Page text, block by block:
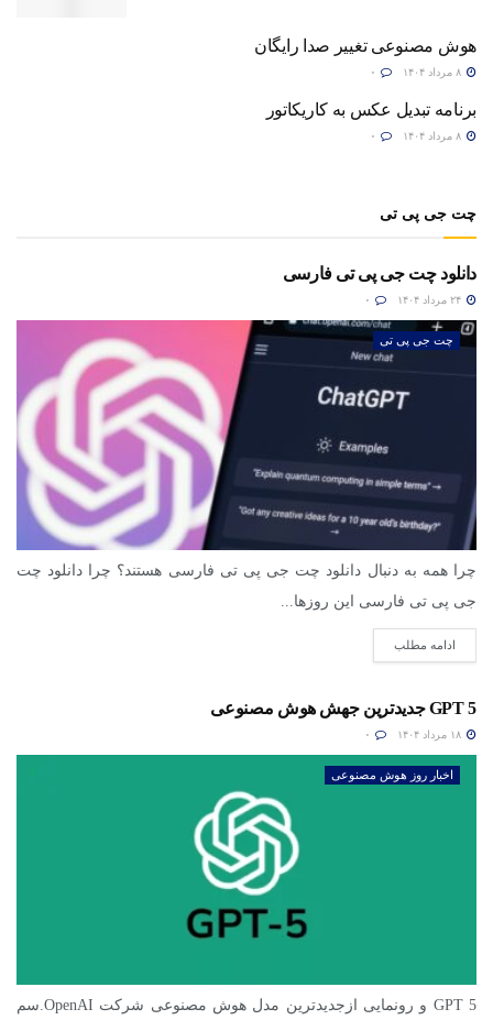
هوش مصنوعی تغییر صدا رایگان
برنامه تبدیل عکس به کاریکاتور
چت جی پی تی
دانلود چت جی پی تی فارسی
چت جی پی تی
چرا همه به دنبال دانلود چت جی پی تی فارسی هستند؟ چرا دانلود چت
جی پی تی فارسی این روزها...
ادامه مطلب
GPT 5 جدیدترین جهش هوش مصنوعی
اخبار روز هوش مصنوعی
GPT 5 و رونمایی ازجدیدترین مدل هوش مصنوعی شرکت OpenAI.سم